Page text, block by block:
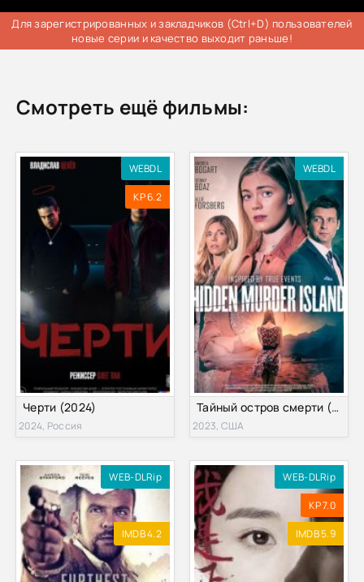
Для зарегистрированных и закладчиков (Ctrl+D) пользователей
новые серии и качество выходит раньше!
Смотреть ещё фильмы:
WEBDL
KP 6.2
Черти (2024)
2024, Россия
WEBDL
Тайный остров смерти (2023)
2023, США
WEB-DLRip
IMDB 4.2
WEB-DLRip
KP 7.0
IMDB 5.9